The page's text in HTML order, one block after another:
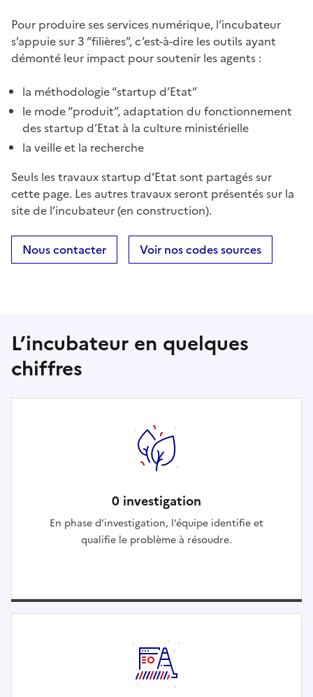
Pour produire ses services numérique, l’incubateur
s’appuie sur 3 “filières”, c’est-à-dire les outils ayant
démonté leur impact pour soutenir les agents :
la méthodologie “startup d’Etat”
le mode “produit”, adaptation du fonctionnement
des startup d’Etat à la culture ministérielle
la veille et la recherche
Seuls les travaux startup d’Etat sont partagés sur
cette page. Les autres travaux seront présentés sur la
site de l’incubateur (en construction).
Nous contacter Voir nos codes sources
L’incubateur en quelques
chiffres
0 investigation
En phase d’investigation, l’équipe identifie et
qualifie le problème à résoudre.